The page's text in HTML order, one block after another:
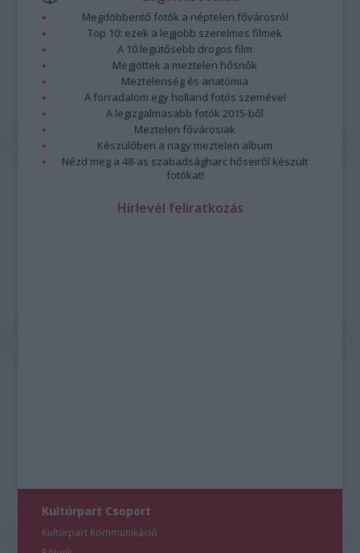
Megdöbbentő fotók a néptelen fővárosról
Top 10: ezek a legjobb szerelmes filmek
A 10 legütősebb drogos film
Megjöttek a meztelen hősnők
Meztelenség és anatómia
A forradalom egy holland fotós szemével
A legizgalmasabb fotók 2015-ből
Meztelen fővárosiak
Készülőben a nagy meztelen album
Nézd meg a 48-as szabadságharc hőseiről készült
fotókat!
Hírlevél feliratkozás
Kultúrpart Csoport
Kultúrpart Kommunikáció